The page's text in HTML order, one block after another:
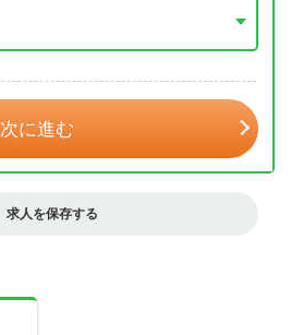
次に進む
求人を保存する